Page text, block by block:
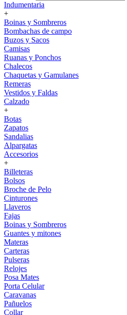
Indumentaria
+
Boinas y Sombreros
Bombachas de campo
Buzos y Sacos
Camisas
Ruanas y Ponchos
Chalecos
Chaquetas y Gamulanes
Remeras
Vestidos y Faldas
Calzado
+
Botas
Zapatos
Sandalias
Alpargatas
Accesorios
+
Billeteras
Bolsos
Broche de Pelo
Cinturones
Llaveros
Fajas
Boinas y Sombreros
Guantes y mitones
Materas
Carteras
Pulseras
Relojes
Posa Mates
Porta Celular
Caravanas
Pañuelos
Collar